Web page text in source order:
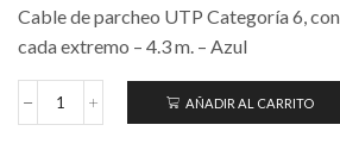
Cable de parcheo UTP Categoría 6,
cada extremo – 4.3 m. – Azul
AÑADIR AL CARRITO